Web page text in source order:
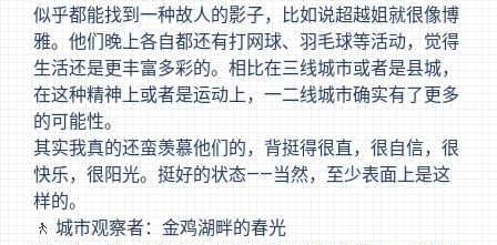
似乎都能找到一种故人的影子，比如说超越姐就很像博
雅。他们晚上各自都还有打网球、羽毛球等活动，觉得
生活还是更丰富多彩的。相比在三线城市或者是县城，
在这种精神上或者是运动上，一二线城市确实有了更多
的可能性。
其实我真的还蛮羡慕他们的，背挺得很直，很自信，很
快乐，很阳光。挺好的状态——当然，至少表面上是这
样的。
🚶 城市观察者：金鸡湖畔的春光